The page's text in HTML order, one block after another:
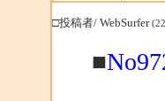
□投稿者/ WebSurfer
■